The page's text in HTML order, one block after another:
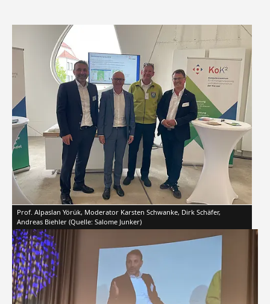
Prof. Alpaslan Yörük, Moderator Karsten Schwanke, Dirk Schäfer,
Andreas Biehler (Quelle: Salome Junker)